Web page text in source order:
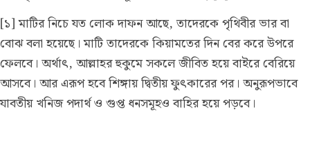
[১] মাটির নিচে যত লোক দাফন আছে, তাদেরকে পৃথিবীর ভার বা
বোঝ বলা হয়েছে। মাটি তাদেরকে কিয়ামতের দিন বের করে উপরে
ফেলবে। অর্থাৎ, আল্লাহর হুকুমে সকলে জীবিত হয়ে বাইরে বেরিয়ে
আসবে। আর এরূপ হবে শিঙ্গায় দ্বিতীয় ফুৎকারের পর। অনুরূপভাবে
যাবতীয় খনিজ পদার্থ ও গুপ্ত ধনসমূহও বাহির হয়ে পড়বে।